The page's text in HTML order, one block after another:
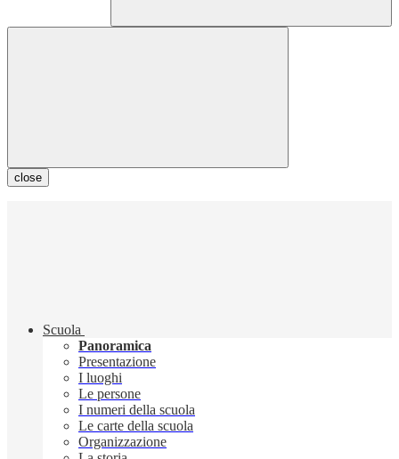
close
Scuola
Panoramica
Presentazione
I luoghi
Le persone
I numeri della scuola
Le carte della scuola
Organizzazione